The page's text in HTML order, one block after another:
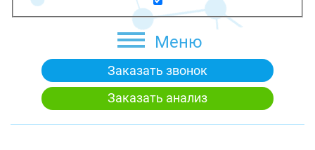
Меню
Заказать звонок
Заказать анализ